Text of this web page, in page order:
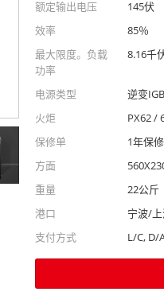
额定输出电压
145伏
效率
85％
最大限度。负载
功率
8.16千
电源类型
逆变
火炬
PX62 /
保修单
1年保修
方面
重量
22公斤
港口
宁波/
支付方式
L/C, D/